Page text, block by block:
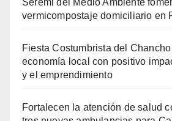
Seremi del Medio Ambiente
vermicompostaje domiciliario en
Fiesta Costumbrista del
economía local con positivo
y el emprendimiento
Fortalecen la atención de salud